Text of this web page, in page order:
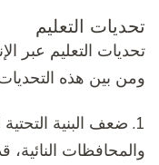
تحديات التعليم
تحديات التعليم عبر
ومن بين هذه
1. ضعف البنية
والمحافظات